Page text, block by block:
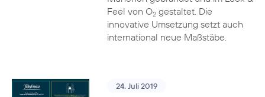
Feel von O2gestaltet. Die
innovative Umsetzung setzt auch
international neue Maßstäbe.
24. Juli 2019